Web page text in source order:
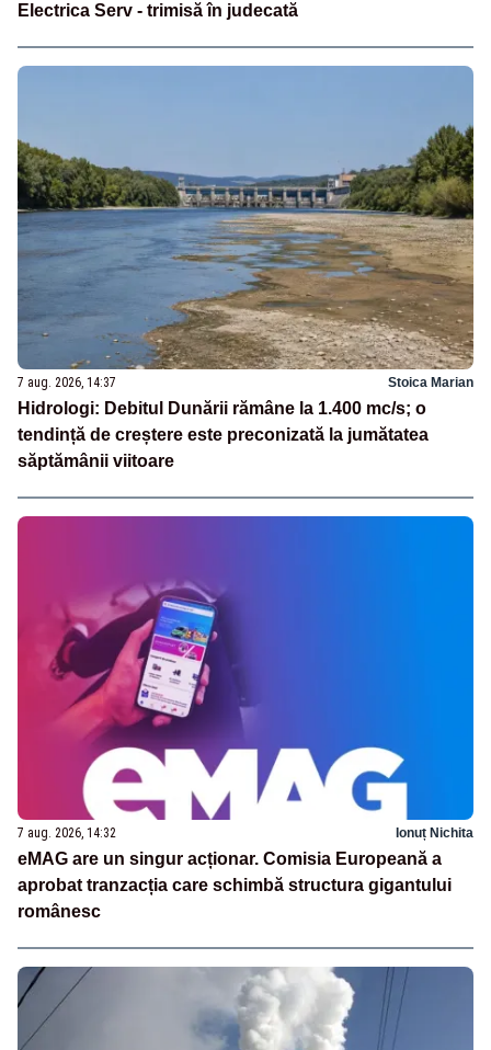
Electrica Serv - trimisă în judecată
7 aug. 2026, 14:37 Stoica Marian
Hidrologi: Debitul Dunării rămâne la 1.400 mc/s; o
tendință de creștere este preconizată la jumătatea
săptămânii viitoare
7 aug. 2026, 14:32 Ionuț Nichita
eMAG are un singur acționar. Comisia Europeană a
aprobat tranzacția care schimbă structura gigantului
românesc